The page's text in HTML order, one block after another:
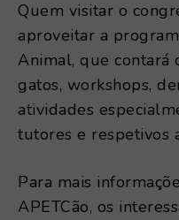
Quem visitar o
aproveitar a
Animal, que contará
gatos, workshops,
atividades
tutores e respetivos
Para mais
APETCão, os